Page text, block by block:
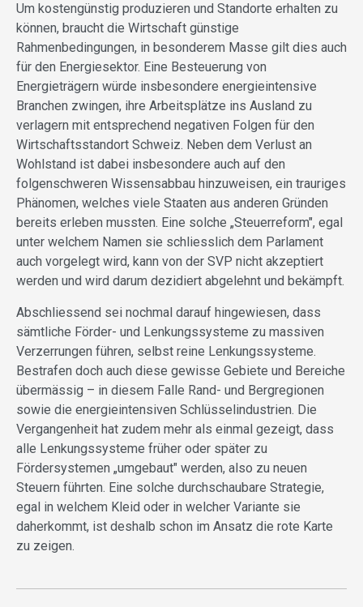
Um kostengünstig produzieren und Standorte erhalten zu
können, braucht die Wirtschaft günstige
Rahmenbedingungen, in besonderem Masse gilt dies auch
für den Energiesektor. Eine Besteuerung von
Energieträgern würde insbesondere energieintensive
Branchen zwingen, ihre Arbeitsplätze ins Ausland zu
verlagern mit entsprechend negativen Folgen für den
Wirtschaftsstandort Schweiz. Neben dem Verlust an
Wohlstand ist dabei insbesondere auch auf den
folgenschweren Wissensabbau hinzuweisen, ein trauriges
Phänomen, welches viele Staaten aus anderen Gründen
bereits erleben mussten. Eine solche „Steuerreform", egal
unter welchem Namen sie schliesslich dem Parlament
auch vorgelegt wird, kann von der SVP nicht akzeptiert
werden und wird darum dezidiert abgelehnt und bekämpft.
Abschliessend sei nochmal darauf hingewiesen, dass
sämtliche Förder- und Lenkungssysteme zu massiven
Verzerrungen führen, selbst reine Lenkungssysteme.
Bestrafen doch auch diese gewisse Gebiete und Bereiche
übermässig – in diesem Falle Rand- und Bergregionen
sowie die energieintensiven Schlüsselindustrien. Die
Vergangenheit hat zudem mehr als einmal gezeigt, dass
alle Lenkungssysteme früher oder später zu
Fördersystemen „umgebaut" werden, also zu neuen
Steuern führten. Eine solche durchschaubare Strategie,
egal in welchem Kleid oder in welcher Variante sie
daherkommt, ist deshalb schon im Ansatz die rote Karte
zu zeigen.